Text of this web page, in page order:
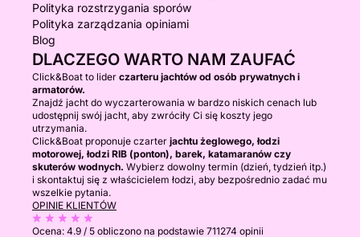
Polityka rozstrzygania sporów
Polityka zarządzania opiniami
Blog
DLACZEGO WARTO NAM ZAUFAĆ
Click&Boat to lider czarteru jachtów od osób prywatnych i
armatorów.
Znajdź jacht do wyczarterowania w bardzo niskich cenach lub
udostępnij swój jacht, aby zwróciły Ci się koszty jego
utrzymania.
Click&Boat proponuje czarter jachtu żeglowego, łodzi
motorowej, łodzi RIB (ponton), barek, katamaranów czy
skuterów wodnych. Wybierz dowolny termin (dzień, tydzień itp.)
i skontaktuj się z właścicielem łodzi, aby bezpośrednio zadać mu
wszelkie pytania.
OPINIE KLIENTÓW
Ocena: 4.9 / 5 obliczono na podstawie 711274 opinii